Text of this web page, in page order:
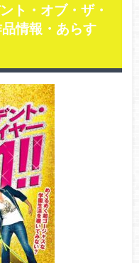
ト・オブ・ザ・
情報・あらす